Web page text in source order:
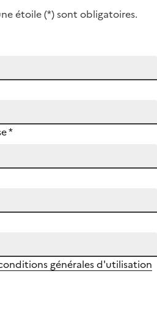
étoile (*) sont obligatoires.
*
générales d'utilisation